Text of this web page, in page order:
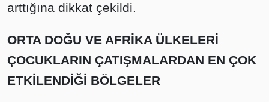
arttığına dikkat çekildi.
ORTA DOĞU VE AFRİKA ÜLKELERİ
ÇOCUKLARIN ÇATIŞMALARDAN EN ÇOK
ETKİLENDİĞİ BÖLGELER